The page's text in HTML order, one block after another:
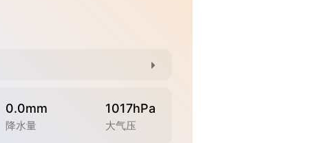
0.0mm
降水量
1017hPa
大气压